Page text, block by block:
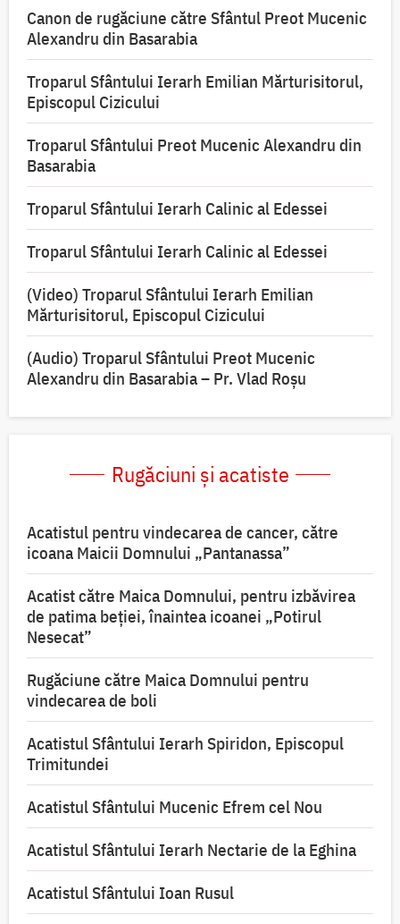
Canon de rugăciune către Sfântul Preot Mucenic
Alexandru din Basarabia
Troparul Sfântului Ierarh Emilian Mărturisitorul,
Episcopul Cizicului
Troparul Sfântului Preot Mucenic Alexandru din
Basarabia
Troparul Sfântului Ierarh Calinic al Edessei
Troparul Sfântului Ierarh Calinic al Edessei
(Video) Troparul Sfântului Ierarh Emilian
Mărturisitorul, Episcopul Cizicului
(Audio) Troparul Sfântului Preot Mucenic
Alexandru din Basarabia – Pr. Vlad Roșu
Rugăciuni și acatiste
Acatistul pentru vindecarea de cancer, către
icoana Maicii Domnului „Pantanassa”
Acatist către Maica Domnului, pentru izbăvirea
de patima beției, înaintea icoanei „Potirul
Nesecat”
Rugăciune către Maica Domnului pentru
vindecarea de boli
Acatistul Sfântului Ierarh Spiridon, Episcopul
Trimitundei
Acatistul Sfântului Mucenic Efrem cel Nou
Acatistul Sfântului Ierarh Nectarie de la Eghina
Acatistul Sfântului Ioan Rusul